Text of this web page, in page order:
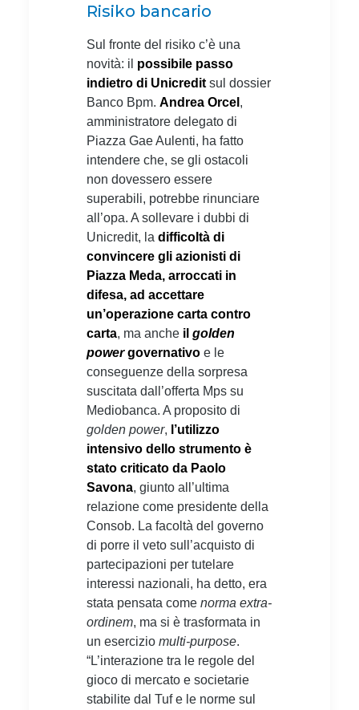
Risiko bancario
Sul fronte del risiko c’è una
novità: il possibile passo
indietro di Unicredit sul dossier
Banco Bpm. Andrea Orcel ,
amministratore delegato di
Piazza Gae Aulenti, ha fatto
intendere che, se gli ostacoli
non dovessero essere
superabili, potrebbe rinunciare
all’opa. A sollevare i dubbi di
Unicredit, la difficoltà di
convincere gli azionisti di
Piazza Meda, arroccati in
difesa, ad accettare
un’operazione carta contro
carta, ma anche il golden
powergovernativo e le
conseguenze della sorpresa
suscitata dall’offerta Mps su
Mediobanca. A proposito di
golden power, l’utilizzo
intensivo dello strumento è
stato criticato da Paolo
Savona, giunto all’ultima
relazione come presidente della
Consob. La facoltà del governo
di porre il veto sull’acquisto di
partecipazioni per tutelare
interessi nazionali, ha detto, era
stata pensata come norma extra-
ordinem, ma si è trasformata in
un esercizio multi-purpose.
“L’interazione tra le regole del
gioco di mercato e societarie
stabilite dal Tuf e le norme sul